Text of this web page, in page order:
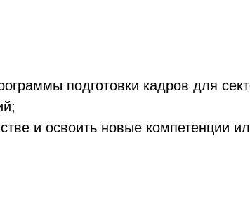
подготовки кадров для
и освоить новые компетенции